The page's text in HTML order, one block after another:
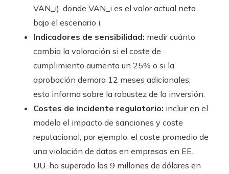
VAN_i), donde VAN_i es el valor actual neto
bajo el escenario i.
Indicadores de sensibilidad: medir cuánto
cambia la valoración si el coste de
cumplimiento aumenta un 25% o si la
aprobación demora 12 meses adicionales;
esto informa sobre la robustez de la inversión.
Costes de incidente regulatorio: incluir en el
modelo el impacto de sanciones y coste
reputacional; por ejemplo, el coste promedio de
una violación de datos en empresas en EE.
UU. ha superado los 9 millones de dólares en